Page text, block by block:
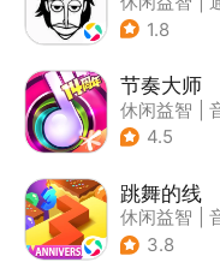
1.8
节奏大师
休闲益智
4.5
跳舞的线
休闲益智
3.8